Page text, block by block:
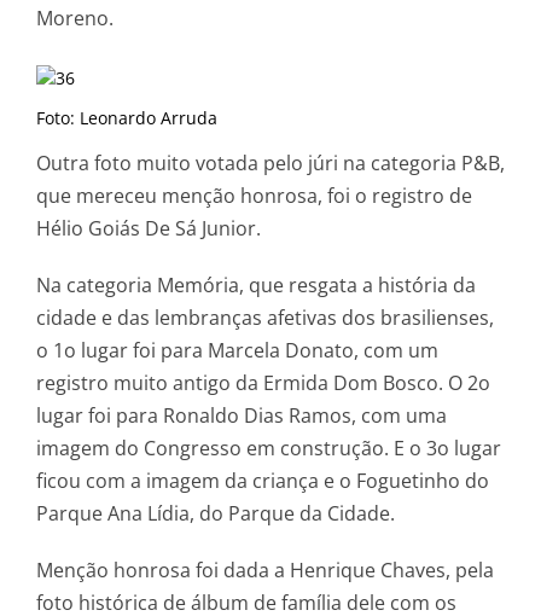
Moreno.
Foto: Leonardo Arruda
Outra foto muito votada pelo júri na categoria P&B,
que mereceu menção honrosa, foi o registro de
Hélio Goiás De Sá Junior.
Na categoria Memória, que resgata a história da
cidade e das lembranças afetivas dos brasilienses,
o 1o lugar foi para Marcela Donato, com um
registro muito antigo da Ermida Dom Bosco. O 2o
lugar foi para Ronaldo Dias Ramos, com uma
imagem do Congresso em construção. E o 3o lugar
ficou com a imagem da criança e o Foguetinho do
Parque Ana Lídia, do Parque da Cidade.
Menção honrosa foi dada a Henrique Chaves, pela
foto histórica de álbum de família dele com os